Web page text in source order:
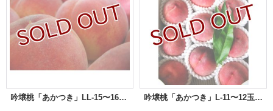
吟壌桃「あかつき」LL-15〜16玉（5kg） 吟壌桃「あかつき」L-11〜12玉（3kg）